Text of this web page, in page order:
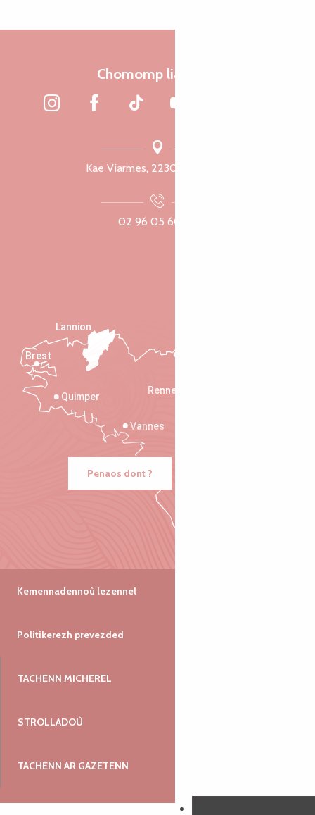
Chomomp liammet
Kae Viarmes, 22300 Lannuon
02 96 05 60 70
Rennes
Vannes
Quimper
Lannion
Brest
Penaos dont ?
Kemennadennoù lezennel
Politikerezh prevezded
TACHENN MICHEREL
STROLLADOÙ
TACHENN AR GAZETENN